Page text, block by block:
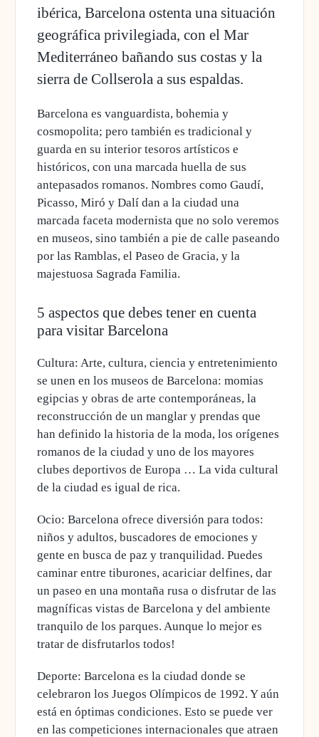
ibérica, Barcelona ostenta una situación
geográfica privilegiada, con el Mar
Mediterráneo bañando sus costas y la
sierra de Collserola a sus espaldas.
Barcelona es vanguardista, bohemia y
cosmopolita; pero también es tradicional y
guarda en su interior tesoros artísticos e
históricos, con una marcada huella de sus
antepasados romanos. Nombres como Gaudí,
Picasso, Miró y Dalí dan a la ciudad una
marcada faceta modernista que no solo veremos
en museos, sino también a pie de calle paseando
por las Ramblas, el Paseo de Gracia, y la
majestuosa Sagrada Familia.
5 aspectos que debes tener en cuenta
para visitar Barcelona
Cultura: Arte, cultura, ciencia y entretenimiento
se unen en los museos de Barcelona: momias
egipcias y obras de arte contemporáneas, la
reconstrucción de un manglar y prendas que
han definido la historia de la moda, los orígenes
romanos de la ciudad y uno de los mayores
clubes deportivos de Europa … La vida cultural
de la ciudad es igual de rica.
Ocio: Barcelona ofrece diversión para todos:
niños y adultos, buscadores de emociones y
gente en busca de paz y tranquilidad. Puedes
caminar entre tiburones, acariciar delfines, dar
un paseo en una montaña rusa o disfrutar de las
magníficas vistas de Barcelona y del ambiente
tranquilo de los parques. Aunque lo mejor es
tratar de disfrutarlos todos!
Deporte: Barcelona es la ciudad donde se
celebraron los Juegos Olímpicos de 1992. Y aún
está en óptimas condiciones. Esto se puede ver
en las competiciones internacionales que atraen